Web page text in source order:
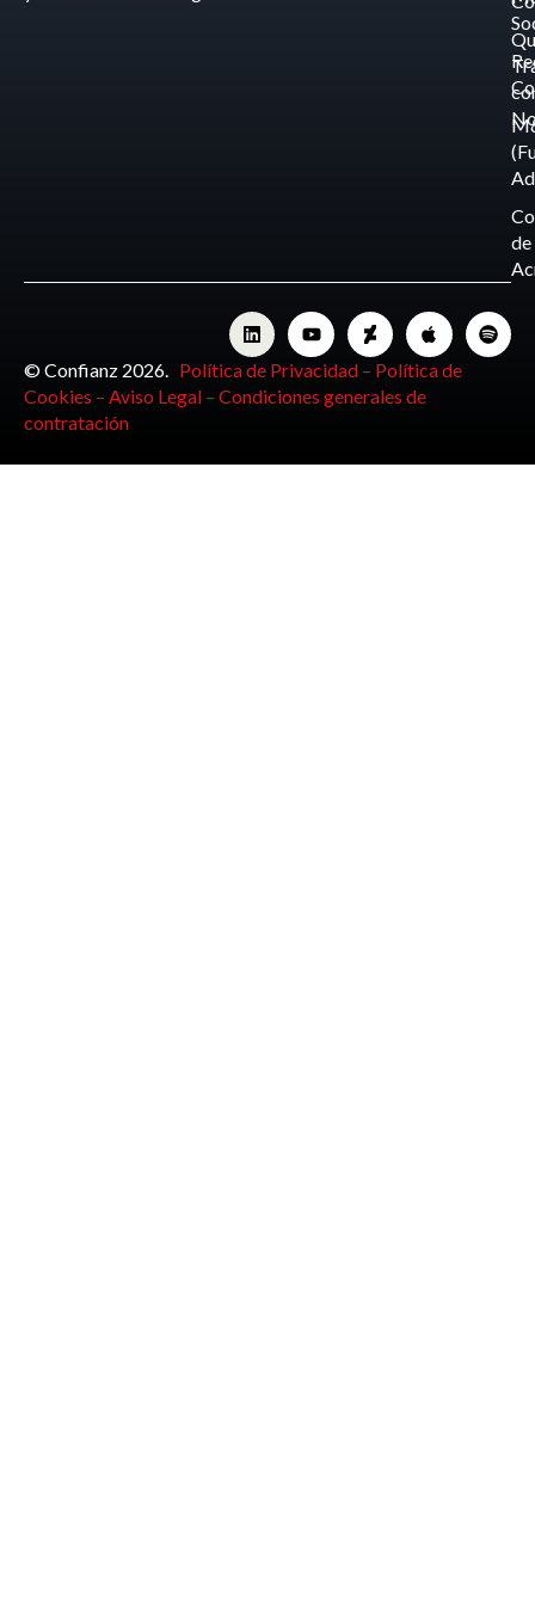
de
© Confianz 2026. Política de Privacidad – Política de
Cookies – Aviso Legal – Condiciones generales de
contratación